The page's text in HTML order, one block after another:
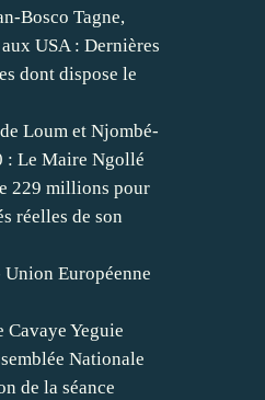
Bosco Tagne,
USA : Dernières
dont dispose le
Loum et Njombé-
: Le Maire Ngollé
229 millions pour
réelles de son
Européenne
Cavaye Yeguie
Nationale
de la séance